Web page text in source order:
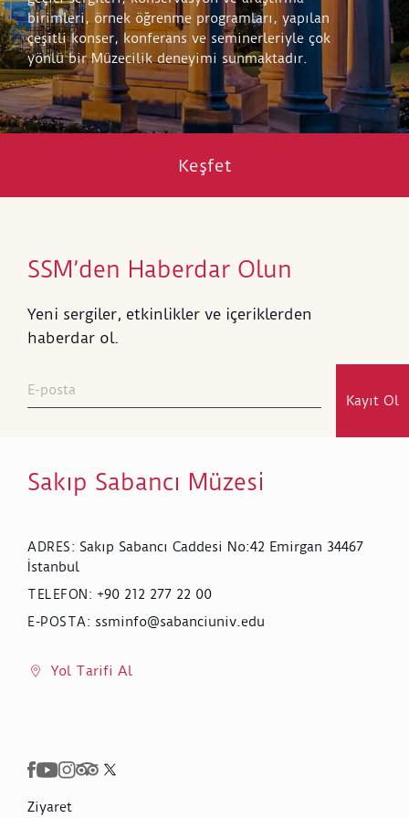
birimleri, örnek öğrenme programları, yapılan
çeşitli konser, konferans ve seminerleriyle çok
yönlü bir Müzecilik deneyimi sunmaktadır.
Keşfet
SSM’den Haberdar Olun
Yeni sergiler, etkinlikler ve içeriklerden
haberdar ol.
Kayıt Ol
Sakıp Sabancı Müzesi
ADRES: Sakıp Sabancı Caddesi No:42 Emirgan 34467
İstanbul
TELEFON : +90 212 277 22 00
E-POSTA: ssminfo@sabanciuniv.edu
Yol Tarifi Al
Ziyaret